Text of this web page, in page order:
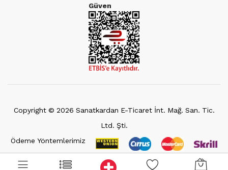
Güven
Copyright © 2026 Sanatkardan E-Ticaret İnt. Mağ. San. Tic.
Ltd. Şti.
Ödeme Yöntemlerimiz